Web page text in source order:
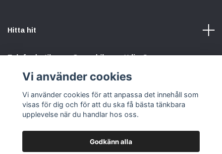
Hitta hit
Telefonbutik.se – Ge mobilen nytt liv. Spara pengar.
Sociala medier
Vi använder cookies
Vi använder cookies för att anpassa det innehåll som
visas för dig och för att du ska få bästa tänkbara
upplevelse när du handlar hos oss.
Godkänn alla